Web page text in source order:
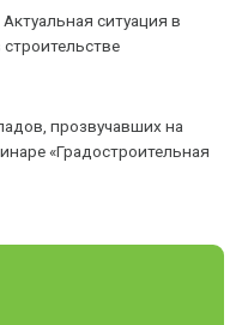
ситуация в
прозвучавших на
«Градостроительная